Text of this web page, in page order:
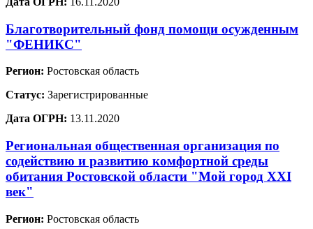
Благотворительный фонд помощи осужденным
"ФЕНИКС"
Регион: Ростовская область
Статус: Зарегистрированные
Дата ОГРН: 13.11.2020
Региональная общественная организация по
содействию и развитию комфортной среды
обитания Ростовской области "Мой город XXI
век"
Регион: Ростовская область